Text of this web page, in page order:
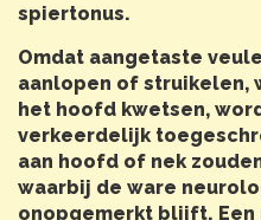
spiertonus.
Omdat aangetaste
aanlopen of struikelen,
het hoofd kwetsen,
verkeerdelijk
aan hoofd of nek
waarbij de ware
onopgemerkt blijft. Een